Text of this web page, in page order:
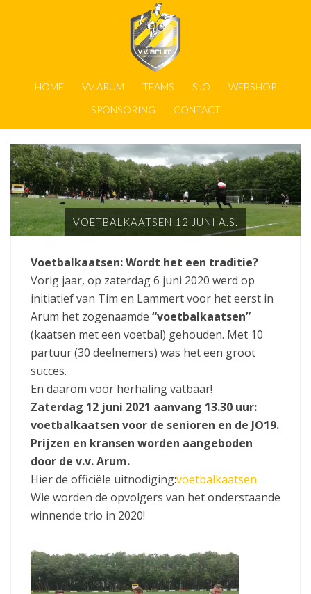
HOME VV ARUM TEAMS SJO
WEBSHOP
SPONSORING
CONTACT
VOETBALKAATSEN 12 JUNI A.S.
Voetbalkaatsen: Wordt het een traditie?
Vorig jaar, op zaterdag 6 juni 2020 werd op
initiatief van Tim en Lammert voor het eerst in
Arum het zogenaamde “voetbalkaatsen”
(kaatsen met een voetbal) gehouden. Met 10
partuur (30 deelnemers) was het een groot
succes.
En daarom voor herhaling vatbaar!
Zaterdag 12 juni 2021 aanvang 13.30 uur:
voetbalkaatsen voor de senioren en de JO19.
Prijzen en kransen worden aangeboden
door de v.v. Arum.
Hier de officiële uitnodiging:voetbalkaatsen
Wie worden de opvolgers van het onderstaande
winnende trio in 2020!